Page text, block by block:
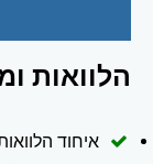
הלוואות
איחוד